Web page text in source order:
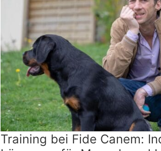
Training bei Fide Canem: